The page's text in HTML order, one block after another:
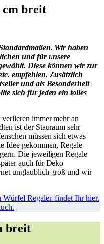
cm breit
Wir haben
und für unsere
Diese können wir zur
empfehlen. Zusätzlich
und als Besonderheit
sich für jeden ein tolles
immer mehr an
ist der Stauraum sehr
müssen sich etwas
Idee gekommen, Regale
Die jeweiligen Regale
auch für Deko
unglaublich groß und wir
Würfel Regalen findet Ihr hier.
breit